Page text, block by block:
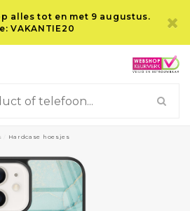
alles tot en met 9 augustus.
VAKANTIE20
Hardcase hoesjes